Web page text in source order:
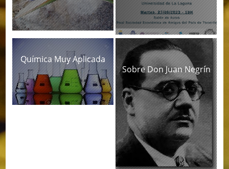
Química Muy Aplicada
Sobre Don Juan Negrín